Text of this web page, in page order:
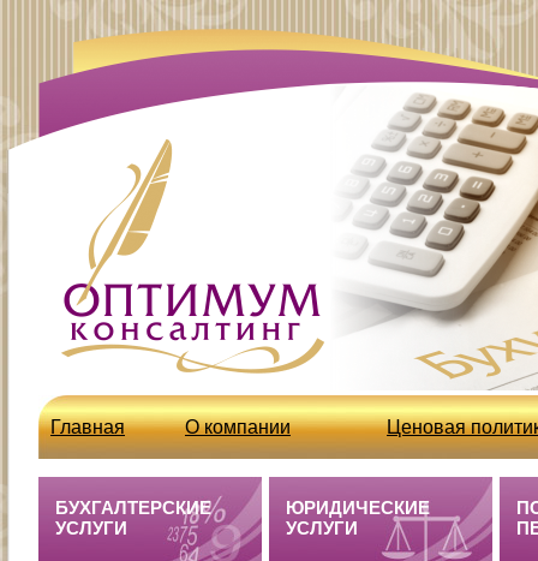
Главная О компании Ценовая
http://optcons.ru/node/63
БУХГАЛТЕРСКИЕ
УСЛУГИ
ЮРИДИЧЕСКИЕ
УСЛУГИ